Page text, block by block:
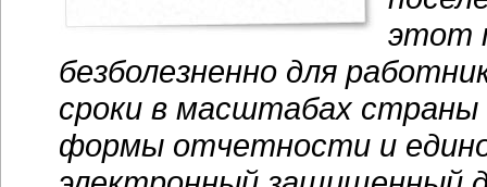
этот
безболезненно для
сроки в масштабах страны
формы отчетности и